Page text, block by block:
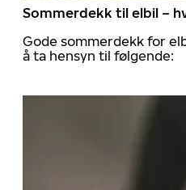
Sommerdekk til elbil –
Gode sommerdekk for
å ta hensyn til følgende: